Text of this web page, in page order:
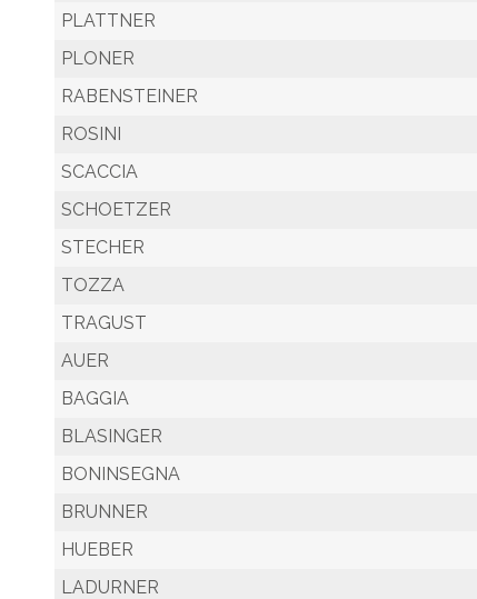
PLATTNER
PLONER
RABENSTEINER
ROSINI
SCACCIA
SCHOETZER
STECHER
TOZZA
TRAGUST
AUER
BAGGIA
BLASINGER
BONINSEGNA
BRUNNER
HUEBER
LADURNER